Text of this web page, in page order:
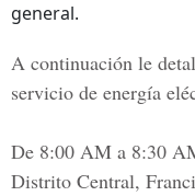
general.
A continuación le
servicio de energía
De 8:00 AM a 8:30
Distrito Central,